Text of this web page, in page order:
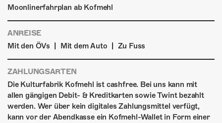
Moonlinerfahrplan ab Kofmehl
ANREISE
Mit den ÖVs
Mit dem Auto Zu Fuss
ZAHLUNGSARTEN
Die Kulturfabrik Kofmehl ist cashfree. Bei uns kann mit
allen gängigen Debit- & Kreditkarten sowie Twint bezahlt
werden. Wer über kein digitales Zahlungsmittel verfügt,
kann vor der Abendkasse ein Kofmehl-Wallet in Form einer